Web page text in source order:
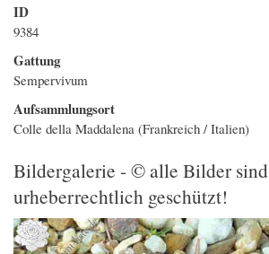
ID
9384
Gattung
Sempervivum
Aufsammlungsort
Colle della Maddalena (Frankreich / Italien)
Bildergalerie - © alle Bilder sind
urheberrechtlich geschützt!